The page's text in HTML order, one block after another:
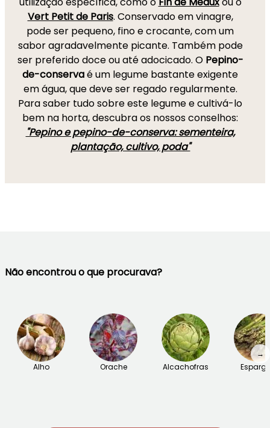
Vert Petit de Paris. Conservado em vinagre,
pode ser pequeno, fino e crocante, com um
sabor agradavelmente picante. Também pode
ser preferido doce ou até adocicado. O Pepino-
de-conservaé um legume bastante exigente
em água, que deve ser regado regularmente.
Para saber tudo sobre este legume e cultivá-lo
bem na horta, descubra os nossos conselhos:
"Pepino e pepino-de-conserva: sementeira,
plantação, cultivo, poda"
Não encontrou o que procurava?
Alho Orache Alcachofras
→